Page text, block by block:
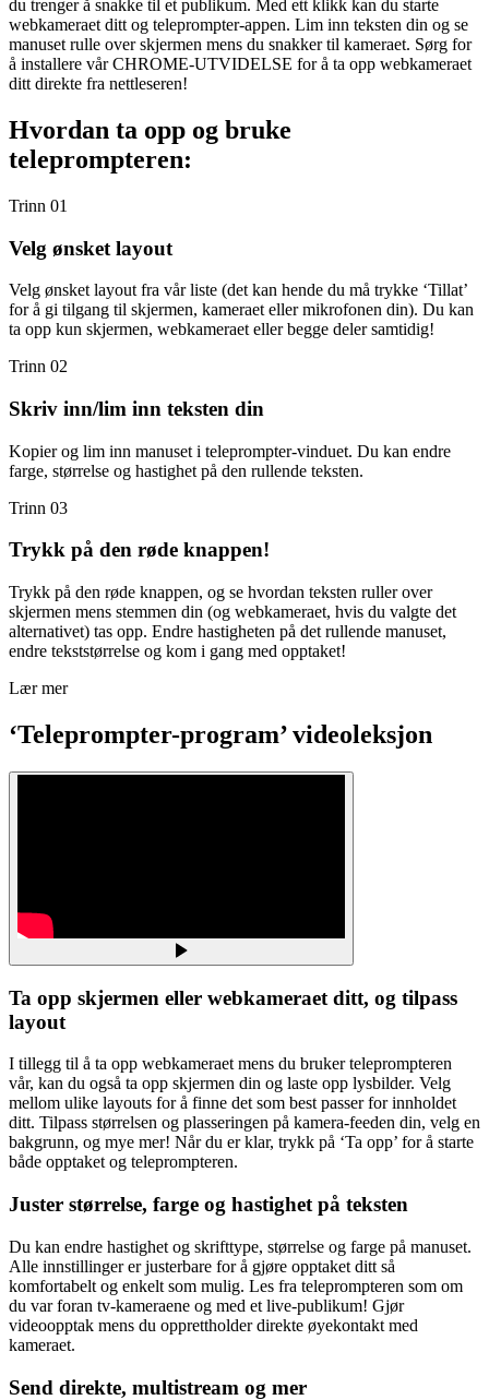
du trenger å snakke til et publikum. Med ett klikk kan du starte
webkameraet ditt og teleprompter-appen. Lim inn teksten din og se
manuset rulle over skjermen mens du snakker til kameraet. Sørg for
å installere vår CHROME-UTVIDELSE for å ta opp webkameraet
ditt direkte fra nettleseren!
Hvordan ta opp og bruke
teleprompteren:
Trinn 01
Velg ønsket layout
Velg ønsket layout fra vår liste (det kan hende du må trykke ‘Tillat’
for å gi tilgang til skjermen, kameraet eller mikrofonen din). Du kan
ta opp kun skjermen, webkameraet eller begge deler samtidig!
Trinn 02
Skriv inn/lim inn teksten din
Kopier og lim inn manuset i teleprompter-vinduet. Du kan endre
farge, størrelse og hastighet på den rullende teksten.
Trinn 03
Trykk på den røde knappen!
Trykk på den røde knappen, og se hvordan teksten ruller over
skjermen mens stemmen din (og webkameraet, hvis du valgte det
alternativet) tas opp. Endre hastigheten på det rullende manuset,
endre tekststørrelse og kom i gang med opptaket!
Lær mer
‘Teleprompter-program’ videoleksjon
Ta opp skjermen eller webkameraet ditt, og tilpass
layout
I tillegg til å ta opp webkameraet mens du bruker teleprompteren
vår, kan du også ta opp skjermen din og laste opp lysbilder. Velg
mellom ulike layouts for å finne det som best passer for innholdet
ditt. Tilpass størrelsen og plasseringen på kamera-feeden din, velg en
bakgrunn, og mye mer! Når du er klar, trykk på ‘Ta opp’ for å starte
både opptaket og teleprompteren.
Juster størrelse, farge og hastighet på teksten
Du kan endre hastighet og skrifttype, størrelse og farge på manuset.
Alle innstillinger er justerbare for å gjøre opptaket ditt så
komfortabelt og enkelt som mulig. Les fra teleprompteren som om
du var foran tv-kameraene og med et live-publikum! Gjør
videoopptak mens du opprettholder direkte øyekontakt med
kameraet.
Send direkte, multistream og mer